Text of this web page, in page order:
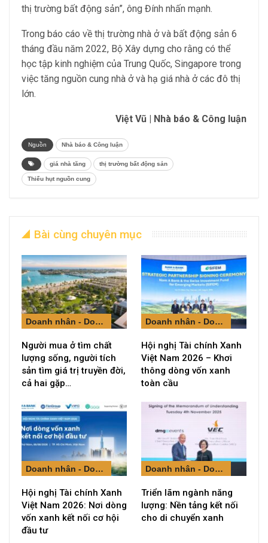
thị trường bất động sản”, ông Đính nhấn mạnh.
Trong báo cáo về thị trường nhà ở và bất động sản 6
tháng đầu năm 2022, Bộ Xây dựng cho rằng có thể
học tập kinh nghiệm của Trung Quốc, Singapore trong
việc tăng nguồn cung nhà ở và hạ giá nhà ở các đô thị
lớn.
Việt Vũ | Nhà báo & Công luận
Nguồn Nhà báo & Công luận
giá nhà tăng thị trường bất động sản
Thiếu hụt nguồn cung
Bài cùng chuyên mục
Doanh nhân - Doanh nghiệp
Người mua ở tìm chất
lượng sống, người tích
sản tìm giá trị truyền đời,
cả hai gặp…
Doanh nhân - Doanh nghiệp
Hội nghị Tài chính Xanh
Việt Nam 2026 – Khơi
thông dòng vốn xanh
toàn cầu
Doanh nhân - Doanh nghiệp
Hội nghị Tài chính Xanh
Việt Nam 2026: Nơi dòng
vốn xanh kết nối cơ hội
đầu tư
Doanh nhân - Doanh nghiệp
Triển lãm ngành năng
lượng: Nền tảng kết nối
cho di chuyển xanh